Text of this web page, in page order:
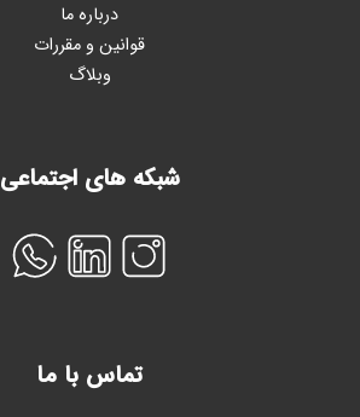
درباره ما
قوانین و مقررات
وبلاگ
شبکه های اجتماعی
تماس با ما